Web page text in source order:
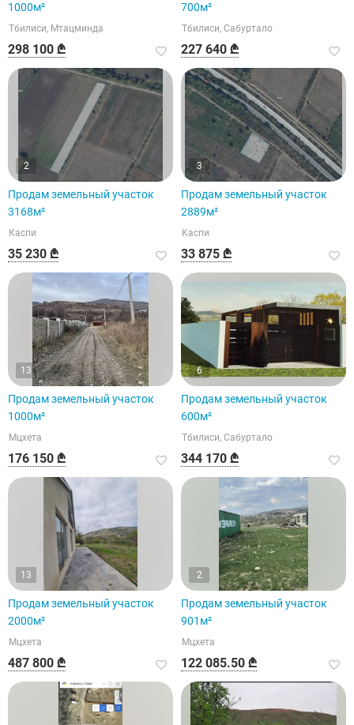
1000м²
Тбилиси, Мтацминда
298 100 ₾
700м²
Тбилиси, Сабуртало
227 640 ₾
2
Продам земельный участок
3168м²
Каспи
35 230 ₾
3
Продам земельный участок
2889м²
Каспи
33 875 ₾
13
Продам земельный участок
1000м²
Мцхета
176 150 ₾
6
Продам земельный участок
600м²
Тбилиси, Сабуртало
344 170 ₾
13
Продам земельный участок
2000м²
Мцхета
487 800 ₾
2
Продам земельный участок
901м²
Мцхета
122 085.50 ₾